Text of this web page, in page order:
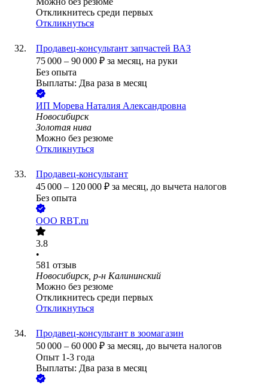
Откликнитесь среди первых
Откликнуться
Продавец-консультант запчастей ВАЗ
75 000 – 90 000 ₽ за месяц, на руки
Без опыта
Выплаты: Два раза в месяц
ИП Морева Наталия Александровна
Новосибирск
Золотая нива
Можно без резюме
Откликнуться
Продавец-консультант
45 000 – 120 000 ₽ за месяц, до вычета налогов
Без опыта
ООО RBT.ru
3.8
•
581 отзыв
Новосибирск, р-н Калининский
Можно без резюме
Откликнитесь среди первых
Откликнуться
Продавец-консультант в зоомагазин
50 000 – 60 000 ₽ за месяц, до вычета налогов
Опыт 1-3 года
Выплаты: Два раза в месяц